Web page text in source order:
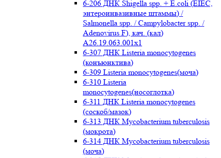
6-206 ДНК Shigella spp. + E.coli (EIEC,
энтероинвазивные штаммы) /
Salmonella spp. / Campylobacter spp. /
Adenovirus F), кач. (кал)
A26.19.063.001x1
6-307 ДНК Listeria monocytogenes
(конъюнктива)
6-309 Listeria monocytogenes(моча)
6-310 Listeria
monocytogenes(носоглотка)
6-311 ДНК Listeria monocytogenes
(соскоб/мазок)
6-313 ДНК Mycobacterium tuberculosis
(мокрота)
6-314 ДНК Mycobacterium tuberculosis
(моча)